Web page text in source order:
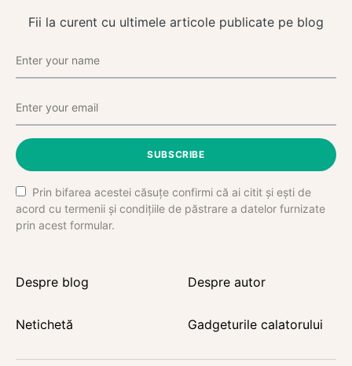
Fii la curent cu ultimele articole publicate pe blog
SUBSCRIBE
Prin bifarea acestei căsuțe confirmi că ai citit și ești de
acord cu termenii și condițiile de păstrare a datelor furnizate
prin acest formular.
Despre blog Despre autor
Netichetă Gadgeturile calatorului